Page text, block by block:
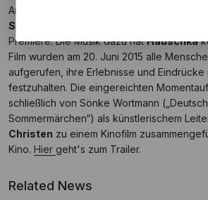
Am 30. Juni feiert der Kompilationsfilm
Selbsporträt“
Premiere. Die Musik dazu hatHauschka
Film wurden am 20. Juni 2015 alle
aufgerufen, ihre Erlebnisse und Eindrücke
festzuhalten. Die eingereichten
schließlich von Sönke Wortmann
Sommermärchen“) als künstlerischem
Christen zu einem Kinofilm
Kino. Hier geht's zum Trailer.
Related News